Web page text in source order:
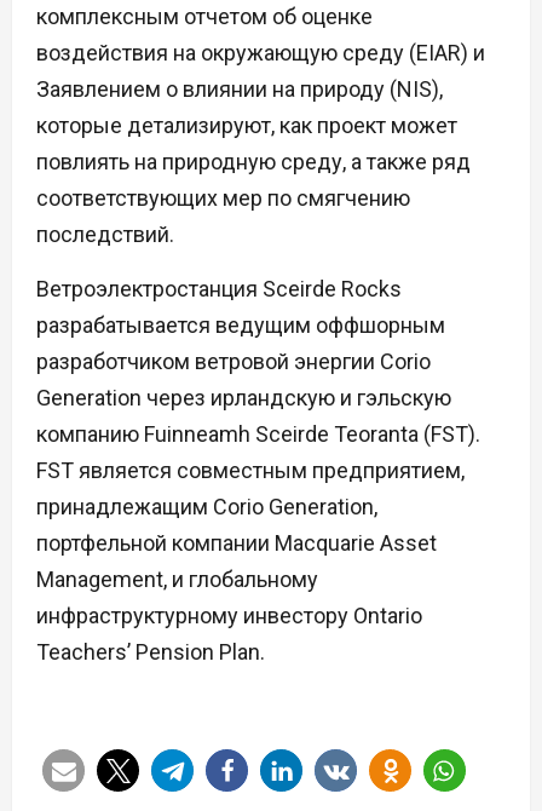
комплексным отчетом об оценке
воздействия на окружающую среду (EIAR) и
Заявлением о влиянии на природу (NIS),
которые детализируют, как проект может
повлиять на природную среду, а также ряд
соответствующих мер по смягчению
последствий.
Ветроэлектростанция Sceirde Rocks
разрабатывается ведущим оффшорным
разработчиком ветровой энергии Corio
Generation через ирландскую и гэльскую
компанию Fuinneamh Sceirde Teoranta (FST).
FST является совместным предприятием,
принадлежащим Corio Generation,
портфельной компании Macquarie Asset
Management, и глобальному
инфраструктурному инвестору Ontario
Teachers’ Pension Plan.